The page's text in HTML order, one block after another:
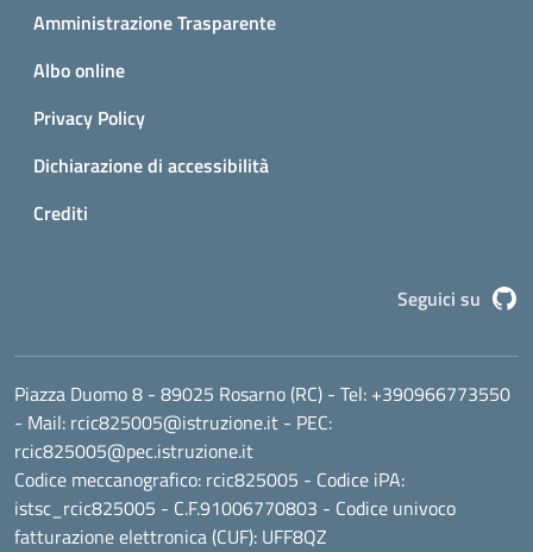
Amministrazione Trasparente
Albo online
Privacy Policy
Dichiarazione di accessibilità
Crediti
Seguici su
Piazza Duomo 8 - 89025 Rosarno (RC) - Tel: +390966773550
- Mail: rcic825005@istruzione.it - PEC:
rcic825005@pec.istruzione.it
Codice meccanografico: rcic825005 - Codice iPA:
istsc_rcic825005 - C.F.91006770803 - Codice univoco
fatturazione elettronica (CUF): UFF8QZ